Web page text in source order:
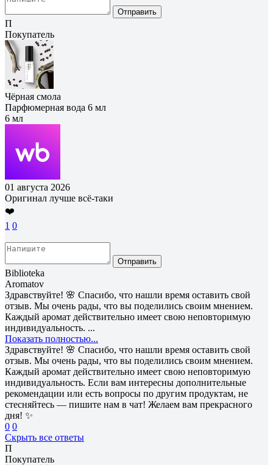
Отправить
П
Покупатель
Чёрная смола
Парфюмерная вода 6 мл
6 мл
01 августа 2026
Оригинал лучше всё-таки
❤️
1 0
Отправить
Biblioteka
Aromatov
Здравствуйте! 🌸 Спасибо, что нашли время оставить свой
отзыв. Мы очень рады, что вы поделились своим мнением.
Каждый аромат действительно имеет свою неповторимую
индивидуальность. ...
Показать полностью...
Здравствуйте! 🌸 Спасибо, что нашли время оставить свой
отзыв. Мы очень рады, что вы поделились своим мнением.
Каждый аромат действительно имеет свою неповторимую
индивидуальность. Если вам интересны дополнительные
рекомендации или есть вопросы по другим продуктам, не
стесняйтесь — пишите нам в чат! Желаем вам прекрасного
дня! ✨
0 0
Скрыть все ответы
П
Покупатель